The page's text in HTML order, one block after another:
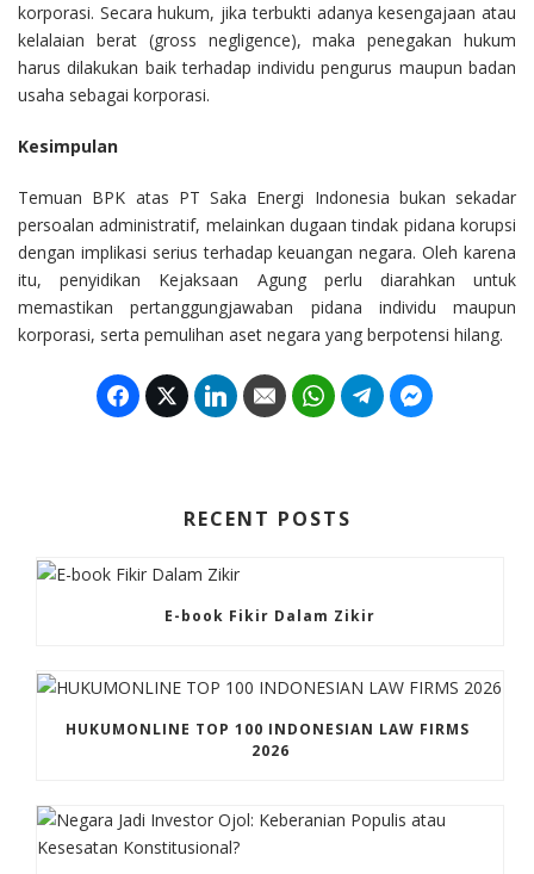
korporasi. Secara hukum, jika terbukti adanya kesengajaan atau
kelalaian berat (gross negligence), maka penegakan hukum
harus dilakukan baik terhadap individu pengurus maupun badan
usaha sebagai korporasi.
Kesimpulan
Temuan BPK atas PT Saka Energi Indonesia bukan sekadar
persoalan administratif, melainkan dugaan tindak pidana korupsi
dengan implikasi serius terhadap keuangan negara. Oleh karena
itu, penyidikan Kejaksaan Agung perlu diarahkan untuk
memastikan pertanggungjawaban pidana individu maupun
korporasi, serta pemulihan aset negara yang berpotensi hilang.
FacebookTwitterLinkedInEmail WhatsAppTelegram
RECENT POSTS
E-book Fikir Dalam Zikir
HUKUMONLINE TOP 100 INDONESIAN LAW FIRMS
2026